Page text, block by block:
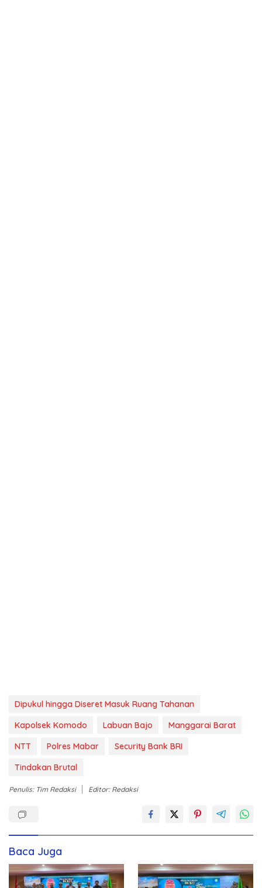
Dipukul hingga Diseret Masuk Ruang Tahanan
Kapolsek Komodo
Labuan Bajo
Manggarai Barat
NTT
Polres Mabar
Security Bank BRI
Tindakan Brutal
Penulis: Tim Redaksi Editor: Redaksi
Baca Juga